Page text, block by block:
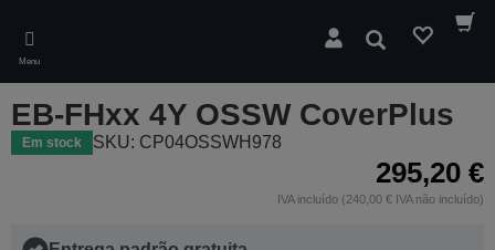
main
content
Menu
Pesquisar
EB-FHxx 4Y OSSW CoverPlus
Em stock SKU: CP04OSSWH978
295,20 €
IVA incluído (240,00 € IVA não incluído)